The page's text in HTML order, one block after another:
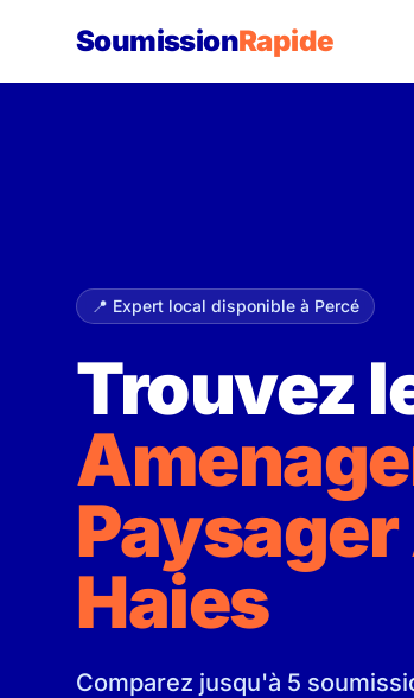
SoumissionRapide
📍 Expert local disponible à Percé
Trouvez
Haies
Comparez jusqu'à 5